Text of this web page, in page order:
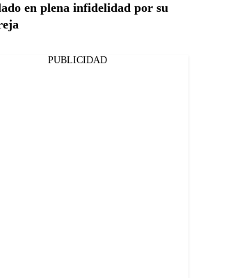
en plena infidelidad por su
PUBLICIDAD